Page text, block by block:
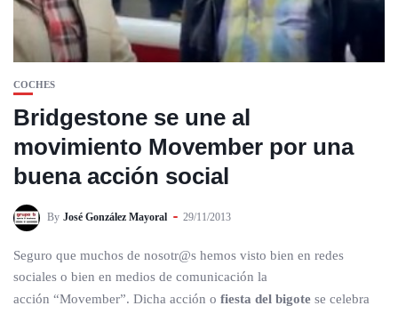
COCHES
Bridgestone se une al
movimiento Movember por una
buena acción social
By José González Mayoral 29/11/2013
Seguro que muchos de nosotr@s hemos visto bien en redes
sociales o bien en medios de comunicación la
acción “Movember”. Dicha acción o fiesta del bigote se celebra